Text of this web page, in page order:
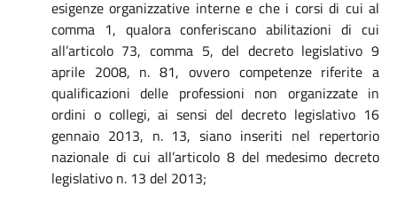
esigenze organizzative interne e che i corsi di cui al
comma 1, qualora conferiscano abilitazioni di cui
all’articolo 73, comma 5, del decreto legislativo 9
aprile 2008, n. 81, ovvero competenze riferite a
qualificazioni delle professioni non organizzate in
ordini o collegi, ai sensi del decreto legislativo 16
gennaio 2013, n. 13, siano inseriti nel repertorio
nazionale di cui all’articolo 8 del medesimo decreto
legislativo n. 13 del 2013;